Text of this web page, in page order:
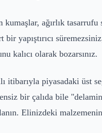
ağırlık tasarrufu
yapıştırıcı
kalıcı olarak bozarsınız.
piyasadaki üst
bir çalıda bile
Elinizdeki